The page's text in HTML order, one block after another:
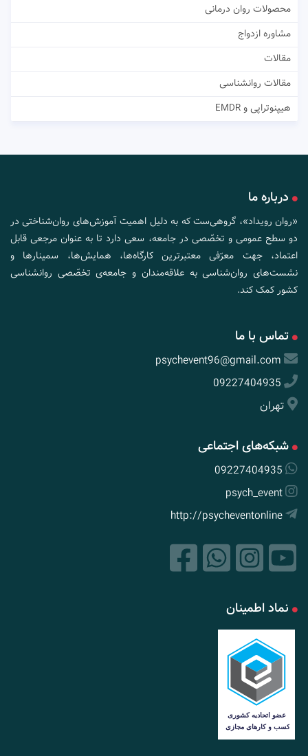
محصولات روان درمانی
مشاوره ازدواج
مقالات
مقالات روانشناسی
هیپنوتراپی و EMDR
درباره ما
«روان رویداد»، گروهی‌ست که به دلیل اهمیت آموزش‌های روان‌شناختی در
دو سطح عمومی و تخصّصی در جامعه، سعی دارد تا به عنوان مرجعی قابل
اعتماد، جهت معرّفی معتبرترین کارگاه‌ها، همایش‌ها، سمینارها و
نشست‌های روان‌شناسی به علاقه‌مندان و جامعه‌ی تخصّصی روانشناسی
کشور کمک کند.
تماس با ما
psychevent96@gmail.com
09227404935
تهران
شبکه‌های اجتماعی
09227404935
psych_event
http://psycheventonline
نماد اطمینان